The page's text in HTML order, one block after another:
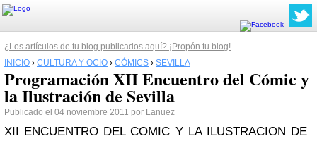
¿Los artículos de tu blog publicados aquí? ¡Propón tu blog!
INICIO › CULTURA Y OCIO › CÓMICS › SEVILLA
Programación XII Encuentro del Cómic y
Publicado el 04 noviembre 2011 por Lanuez
XII ENCUENTRO DEL COMIC Y LA ILUSTRACION DE